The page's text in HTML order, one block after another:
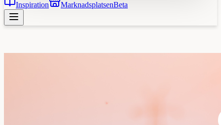
Inspiration
MarknadsplatsenBeta